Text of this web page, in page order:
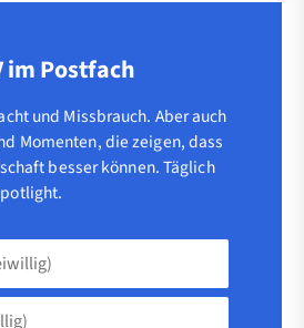
im Postfach
und Missbrauch. Aber auch
Momenten, die zeigen, dass
besser können. Täglich